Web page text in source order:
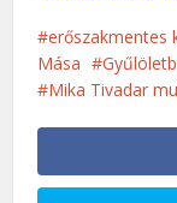
erőszakmentes
Mása
Mika Tivadar